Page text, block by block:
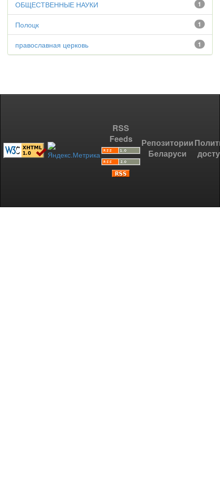
1
ОБЩЕСТВЕННЫЕ НАУКИ
1
Полоцк
1
православная церковь
RSS
Feeds
Репозитории
Беларуси